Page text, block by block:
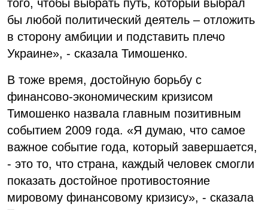
того, чтобы выбрать путь, который выбрал
бы любой политический деятель – отложить
в сторону амбиции и подставить плечо
Украине», - сказала Тимошенко.
В тоже время, достойную борьбу с
финансово-экономическим кризисом
Тимошенко назвала главным позитивным
событием 2009 года. «Я думаю, что самое
важное событие года, который завершается,
- это то, что страна, каждый человек смогли
показать достойное противостояние
мировому финансовому кризису», - сказала